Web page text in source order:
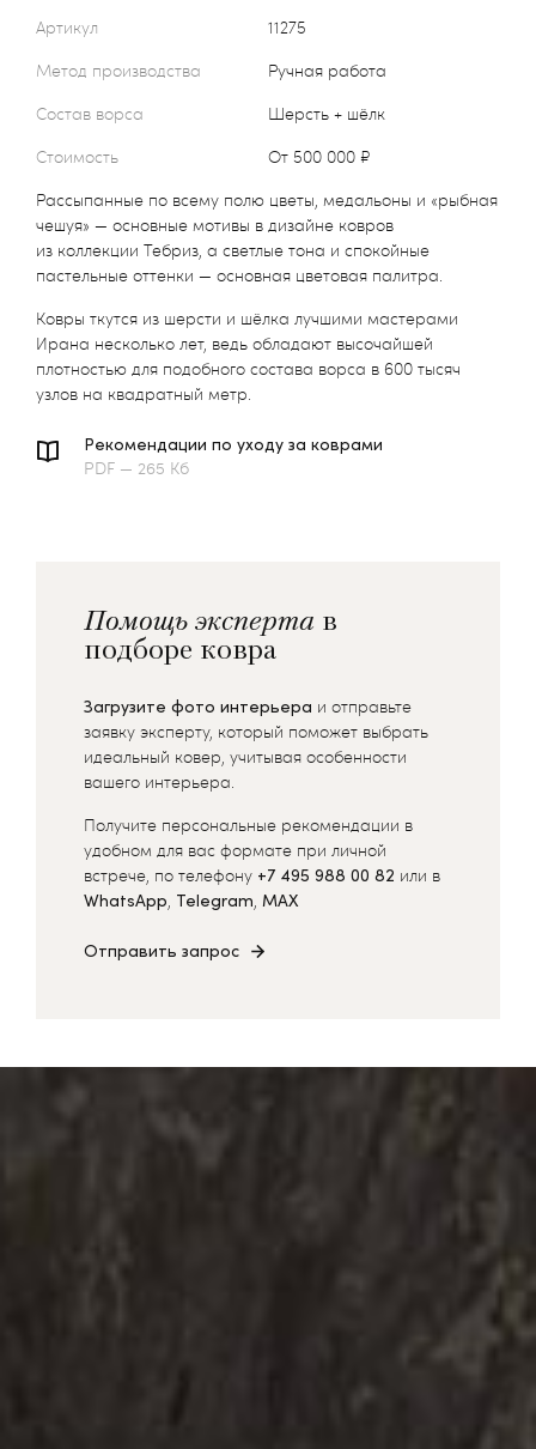
Артикул
11275
Метод производства
Ручная работа
Состав ворса
Шерсть + шёлк
Стоимость
от 500 000 ₽
Рассыпанные по всему полю цветы, медальоны и «рыбная
чешуя» — основные мотивы в дизайне ковров
из коллекции Тебриз, а светлые тона и спокойные
пастельные оттенки — основная цветовая палитра.
Ковры ткутся из шерсти и шёлка лучшими мастерами
Ирана несколько лет, ведь обладают высочайшей
плотностью для подобного состава ворса в 600 тысяч
узлов на квадратный метр.
Рекомендации по уходу за коврами
PDF — 265 Кб
Помощь эксперта в
подборе ковра
Загрузите фото интерьера и отправьте
заявку эксперту, который поможет выбрать
идеальный ковер, учитывая особенности
вашего интерьера.
Получите персональные рекомендации в
удобном для вас формате при личной
встрече, по телефону +7 495 988 00 82 или в
WhatsApp, Telegram, MAX
Отправить запрос